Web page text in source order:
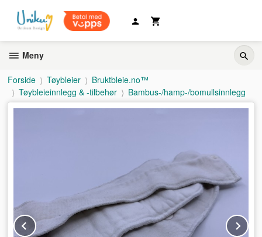
innholdet
Meny
Forside Tøybleier
Bruktbleie.no™
Tøybleieinnlegg & -tilbehør
Bambus-/hamp-/bomullsinnlegg
Prev